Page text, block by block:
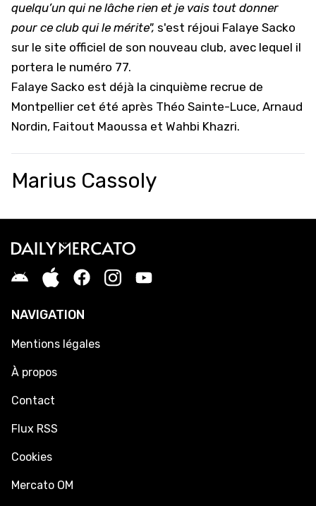
quelqu’un qui ne lâche rien et je vais tout donner
pour ce club qui le mérite", s'est réjoui Falaye Sacko
sur le site officiel de son nouveau club, avec lequel il
portera le numéro 77.
Falaye Sacko est déjà la cinquième recrue de
Montpellier cet été après Théo Sainte-Luce, Arnaud
Nordin, Faitout Maoussa et Wahbi Khazri.
Marius Cassoly
NAVIGATION
Mentions légales
À propos
Contact
Flux RSS
Cookies
Mercato OM